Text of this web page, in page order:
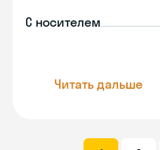
С носителем
Читать дальше